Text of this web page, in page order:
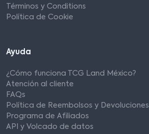
Términos y Conditions
Política de Cookie
Ayuda
¿Cómo funciona TCG Land México?
Atención al cliente
FAQs
Política de Reembolsos y Devoluciones
Programa de Afiliados
API y Volcado de datos